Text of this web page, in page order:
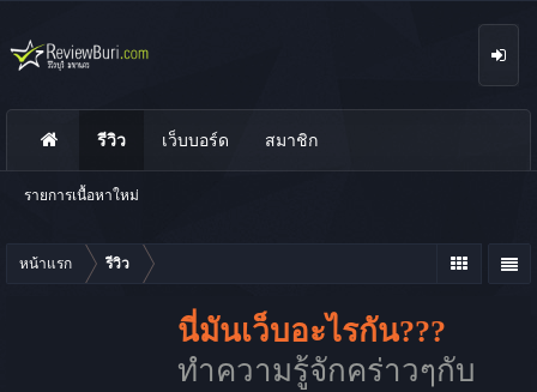
หน้าแรก รีวิว
นี่มันเว็บอะไรกัน???
ทำความรู้จักคร่าวๆกับ
รีวิว
รายการเนื้อหาใหม่
เว็บบอร์ด สมาชิก
า